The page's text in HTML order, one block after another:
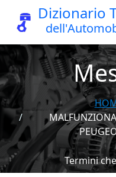
Dizionario
Termini